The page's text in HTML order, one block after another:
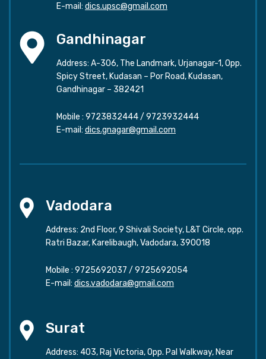
E-mail: dics.upsc@gmail.com
Gandhinagar
Address: A-306, The Landmark, Urjanagar-1, Opp.
Spicy Street, Kudasan – Por Road, Kudasan,
Gandhinagar – 382421
Mobile : 9723832444/ 9723932444
E-mail: dics.gnagar@gmail.com
Vadodara
Address: 2nd Floor, 9 Shivali Society, L&T Circle, opp.
Ratri Bazar, Karelibaugh, Vadodara, 390018
Mobile : 9725692037 / 9725692054
E-mail: dics.vadodara@gmail.com
Surat
Address: 403, Raj Victoria, Opp. Pal Walkway, Near